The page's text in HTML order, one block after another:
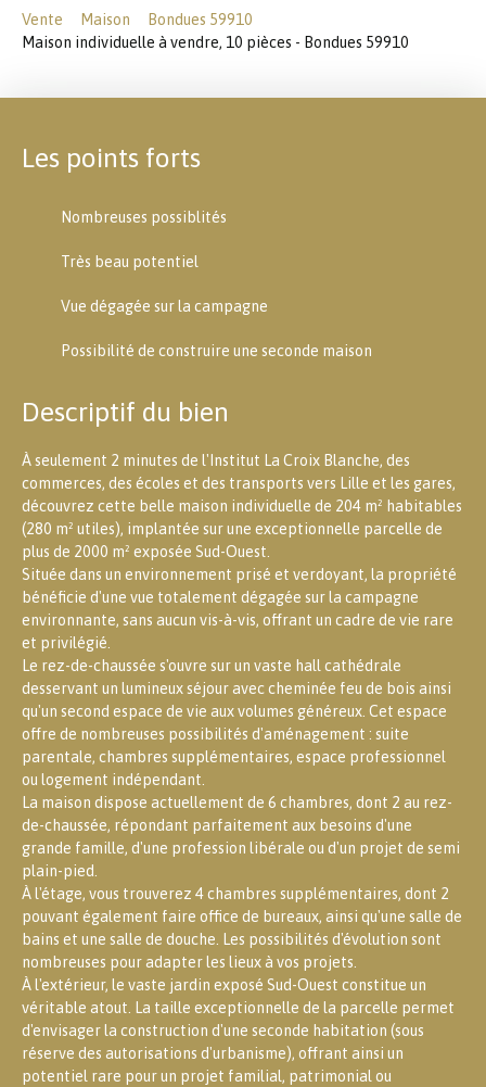
Vente Maison
Bondues 59910
Maison individuelle à vendre, 10 pièces - Bondues 59910
Les points forts
Nombreuses possiblités
Très beau potentiel
Vue dégagée sur la campagne
Possibilité de construire une seconde maison
Descriptif du bien
À seulement 2 minutes de l'Institut La Croix Blanche, des
commerces, des écoles et des transports vers Lille et les gares,
découvrez cette belle maison individuelle de 204 m² habitables
(280 m² utiles), implantée sur une exceptionnelle parcelle de
plus de 2000 m² exposée Sud-Ouest.
Située dans un environnement prisé et verdoyant, la propriété
bénéficie d'une vue totalement dégagée sur la campagne
environnante, sans aucun vis-à-vis, offrant un cadre de vie rare
et privilégié.
Le rez-de-chaussée s'ouvre sur un vaste hall cathédrale
desservant un lumineux séjour avec cheminée feu de bois ainsi
qu'un second espace de vie aux volumes généreux. Cet espace
offre de nombreuses possibilités d'aménagement : suite
parentale, chambres supplémentaires, espace professionnel
ou logement indépendant.
La maison dispose actuellement de 6 chambres, dont 2 au rez-
de-chaussée, répondant parfaitement aux besoins d'une
grande famille, d'une profession libérale ou d'un projet de semi
plain-pied.
À l'étage, vous trouverez 4 chambres supplémentaires, dont 2
pouvant également faire office de bureaux, ainsi qu'une salle de
bains et une salle de douche. Les possibilités d'évolution sont
nombreuses pour adapter les lieux à vos projets.
À l'extérieur, le vaste jardin exposé Sud-Ouest constitue un
véritable atout. La taille exceptionnelle de la parcelle permet
d'envisager la construction d'une seconde habitation (sous
réserve des autorisations d'urbanisme), offrant ainsi un
potentiel rare pour un projet familial, patrimonial ou